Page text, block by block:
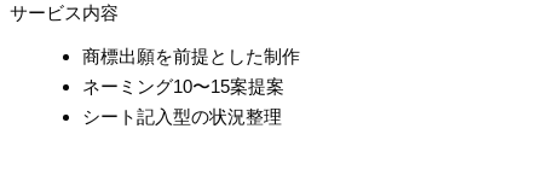
サービス内容
商標出願を前提とした制作
ネーミング10〜15案提案
シート記入型の状況整理